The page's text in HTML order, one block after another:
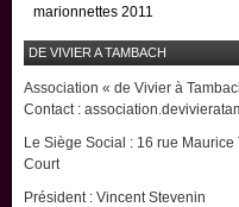
marionnettes 2011
DE VIVIER A TAMBACH
Association « de Vivier à
Contact :
Le Siège Social : 16 rue
Court
Président : Vincent Stevenin